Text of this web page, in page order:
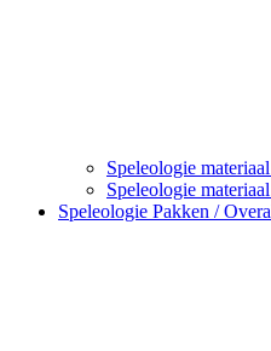
Speleologie
Speleologie
Speleologie Pakken /